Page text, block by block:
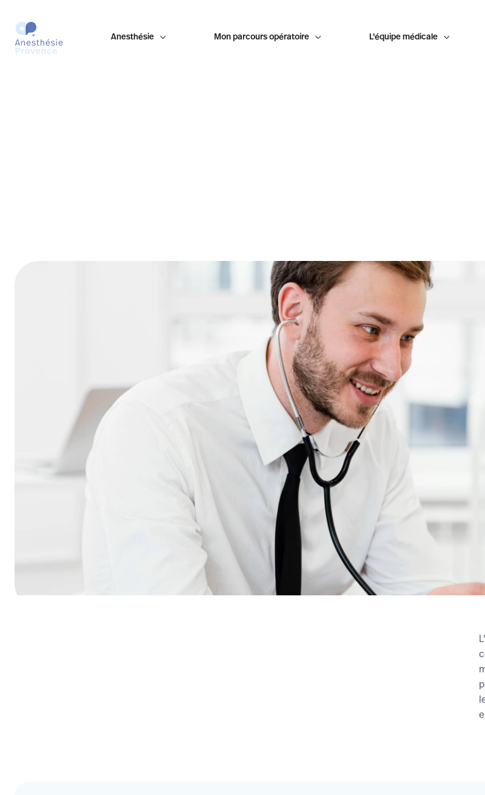
Anesthésie  Mon parcours opératoire  L'équipe médicale 